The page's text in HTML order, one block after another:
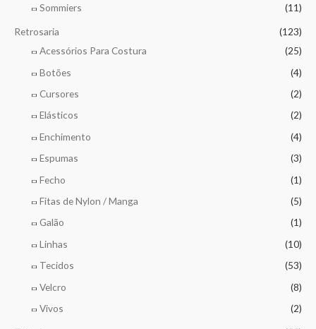
Sommiers
(11)
Retrosaria
(123)
Acessórios Para Costura
(25)
Botões
(4)
Cursores
(2)
Elásticos
(2)
Enchimento
(4)
Espumas
(3)
Fecho
(1)
Fitas de Nylon / Manga
(5)
Galão
(1)
Linhas
(10)
Tecidos
(53)
Velcro
(8)
Vivos
(2)